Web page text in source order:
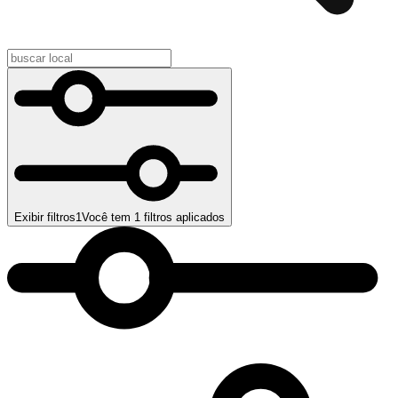
Exibir filtros1Você tem 1 filtros aplicados